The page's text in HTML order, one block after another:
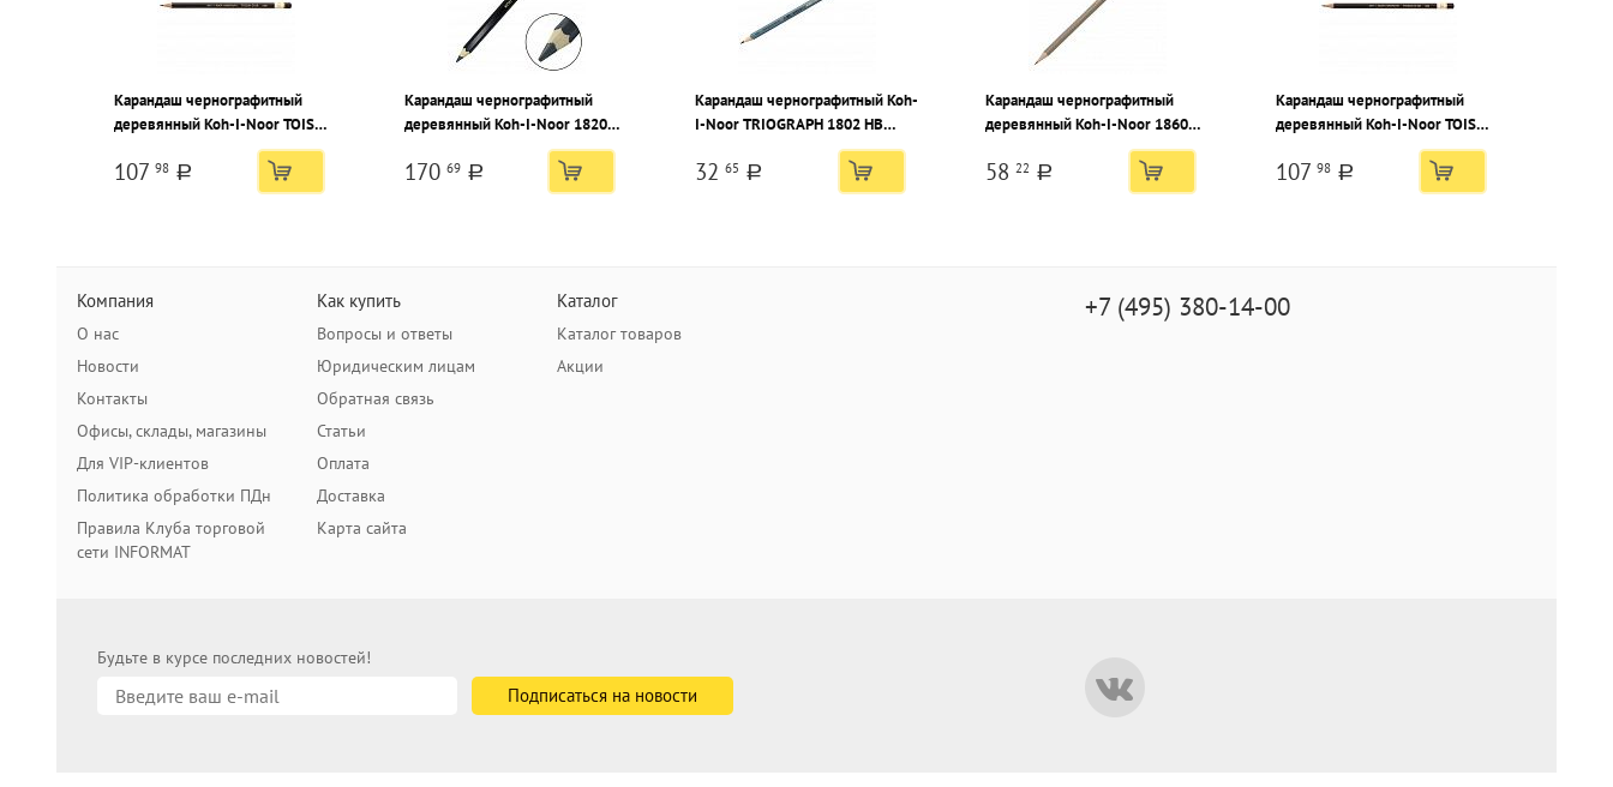
Карандаш чернографитный
деревянный Koh-I-Noor TOISON
D`OR 1900 6В заточенный,
шестигранный, картонная
107 98 a
Карандаш чернографитный
деревянный Koh-I-Noor 1820
8В заточенный, шестигранный,
картонная коробка
170 69 a
Карандаш чернографитный Koh-
I-Noor TRIOGRAPH 1802 НВ
32 65 a
Карандаш чернографитный
деревянный Koh-I-Noor 1860
НВ заточенный, шестигранный,
картонная коробка
58 22 a
Карандаш чернографитный
деревянный Koh-I-Noor TOISON
D`OR 1900 8Н заточенный,
шестигранный, картонная
107 98 a
Компания
О нас
Новости
Контакты
Офисы, склады, магазины
Для VIP-клиентов
Политика обработки ПДн
Правила Клуба торговой
сети INFORMAT
Как купить
Вопросы и ответы
Юридическим лицам
Обратная связь
Статьи
Оплата
Доставка
Карта сайта
Каталог
Каталог товаров
Акции
+7 (495) 380-14-00
Будьте в курсе последних новостей!